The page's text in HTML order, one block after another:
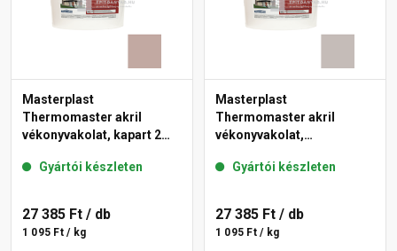
Masterplast
Thermomaster akril
vékonyvakolat, kapart 2
Gyártói készleten
27 385 Ft / db
1 095 Ft / kg
Masterplast
Thermomaster akril
vékonyvakolat,
49-D 25 kg
Gyártói készleten
27 385 Ft / db
1 095 Ft / kg